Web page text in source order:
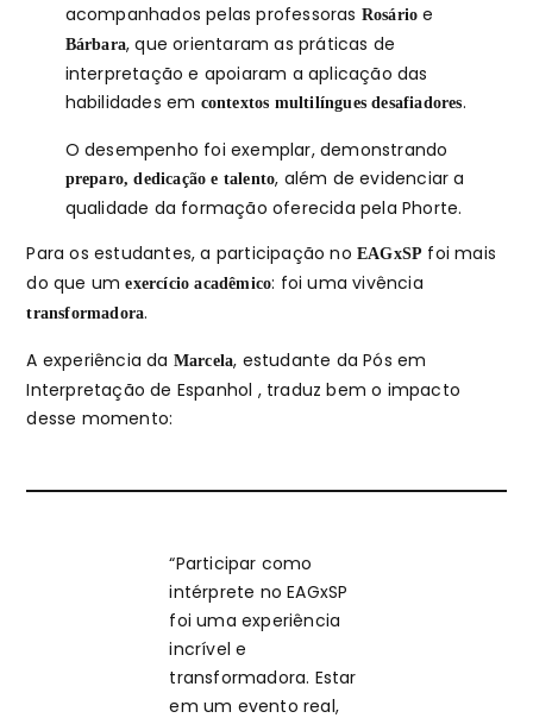
acompanhados pelas professoras Rosário e
Bárbara, que orientaram as práticas de
interpretação e apoiaram a aplicação das
habilidades em contextos multilíngues desafiadores.
O desempenho foi exemplar, demonstrando
preparo, dedicação e talento, além de evidenciar a
qualidade da formação oferecida pela Phorte.
Para os estudantes, a participação noEAGxSP foi mais
do que umexercício acadêmico: foi uma vivência
transformadora.
A experiência da Marcela, estudante da Pós em
Interpretação de Espanhol , traduz bem o impacto
desse momento:
“Participar como
intérprete no EAGxSP
foi uma experiência
incrível e
transformadora. Estar
em um evento real,